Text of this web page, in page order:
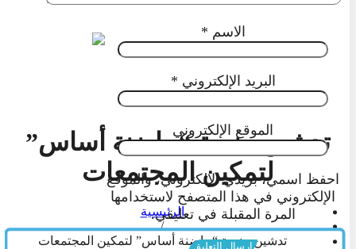
تدشين منصة “حاضنة أساس”
لتمكين المجتمعات
الرئيسية
/
تدشين منصة “حاضنة أساس” لتمكين المجتمعات
الاسم *
البريد الإلكتروني *
الموقع الإلكتروني
احفظ اسمي، بريدي الإلكتروني، والموقع
الإلكتروني في هذا المتصفح لاستخدامها
المرة المقبلة في تعليقي.